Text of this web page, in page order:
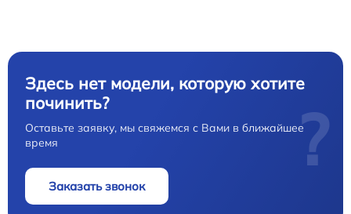
Здесь нет модели, которую хотите
починить?
Оставьте заявку, мы свяжемся с Вами в ближайшее
время
Заказать звонок
?